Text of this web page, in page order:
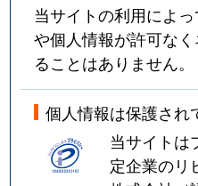
当サイトの利用によ
や個人情報が許可な
ることはありません。
個人情報は保護され
当サイトは
定企業のリ